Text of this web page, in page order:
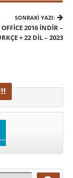
SONRAKI YAZI:
2016 İNDIR –
+ 22 DIL – 2023